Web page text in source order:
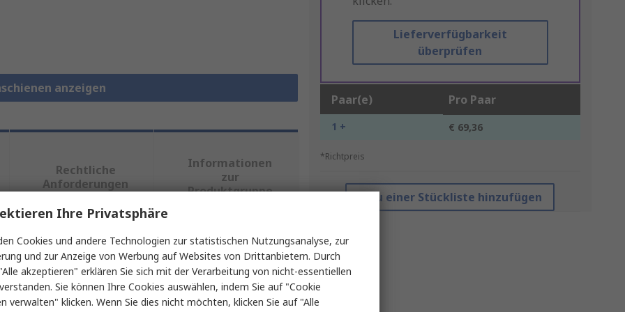
anzeigen
Lieferverfügbarkeit
überprüfen
Paar(e) Pro Paar
1 + € 69,36
*Richtpreis
Zu einer Stückliste hinzufügen
Rechtliche
Anforderungen
Informationen
zur
Produktgruppe
oder mehrere Eigenschaften auswählen.
Wert
Ihre Privatsphäre
Cookies und andere Technologien zur statistischen Nutzungsanalyse, zur
und zur Anzeige von Werbung auf Websites von Drittanbietern. Durch
akzeptieren" erklären Sie sich mit der Verarbeitung von nicht-essentiellen
Sie können Ihre Cookies auswählen, indem Sie auf "Cookie
verwalten" klicken. Wenn Sie dies nicht möchten, klicken Sie auf "Alle